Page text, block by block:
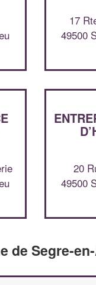
17
49500
20
49500
de Segre-